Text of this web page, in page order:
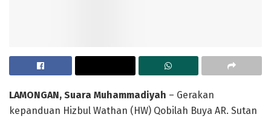
LAMONGAN, Suara Muhammadiyah – Gerakan
kepanduan Hizbul Wathan (HW) Qobilah Buya AR. Sutan